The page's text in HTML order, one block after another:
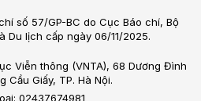
số 57/GP-BC do Cục Báo chí, Bộ
Du lịch cấp ngày 06/11/2025.
Viễn thông (VNTA), 68 Dương Đình
Cầu Giấy, TP. Hà Nội.
02437674981